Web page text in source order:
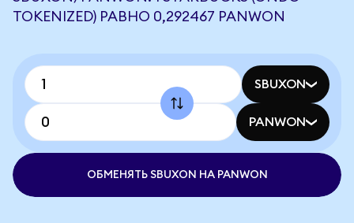
TOKENIZED) РАВНО 0,292467 PANWON
SBUXON
PANWON
ОБМЕНЯТЬ SBUXON НА PANWON